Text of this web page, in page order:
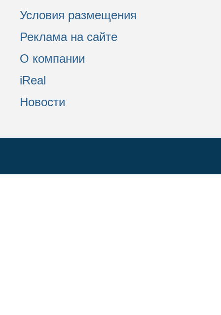
Условия размещения
Реклама на сайте
О компании
iReal
Новости